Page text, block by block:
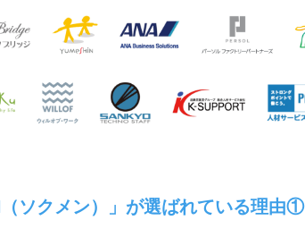
（ソクメン）」が選ばれている理由①